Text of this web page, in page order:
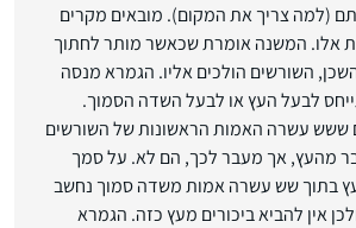
(למה צריך את המקום). מובאים מקרים
אלו. המשנה אומרת שכאשר מותר לחתוך
השורשים הולכים אליו. הגמרא מנסה
לבעל העץ או לבעל השדה הסמוך.
ששש עשרה האמות הראשונות של השורשים
מהעץ, אך מעבר לכך, הם לא. על סמך
בתוך שש עשרה אמות משדה סמוך נחשב
אין להביא ביכורים מעץ כזה. הגמרא